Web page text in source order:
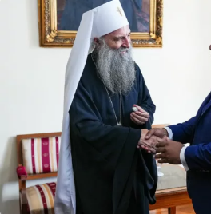
Стоп лжи
От редакции